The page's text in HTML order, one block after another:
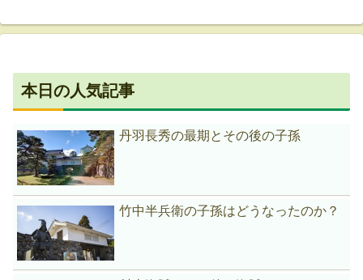
本日の人気記事
丹羽長秀の最期とその後の子孫
竹中半兵衛の子孫はどうなったのか？